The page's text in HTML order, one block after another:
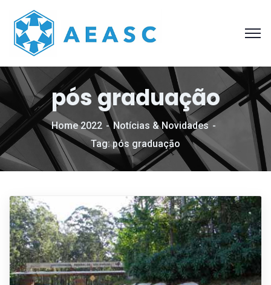
pós graduação
Home 2022
Notícias & Novidades
Tag: pós graduação